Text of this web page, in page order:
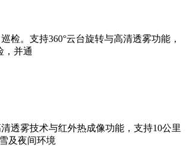
。支持360°云台旋转与高清透雾功能，
，并通
透雾技术与红外热成像功能，支持10公里
及夜间环境